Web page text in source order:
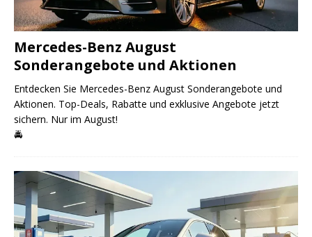
Mercedes-Benz August
Sonderangebote und Aktionen
Entdecken Sie Mercedes-Benz August Sonderangebote und
Aktionen. Top-Deals, Rabatte und exklusive Angebote jetzt
sichern. Nur im August!
🚔